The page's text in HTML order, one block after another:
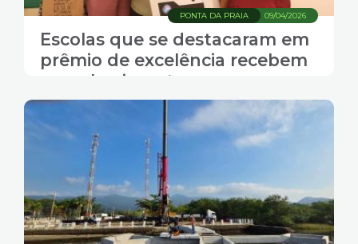
09/04/2026
PONTA DA PRAIA
Escolas que se destacaram em
prêmio de excelência recebem
reconhecimento